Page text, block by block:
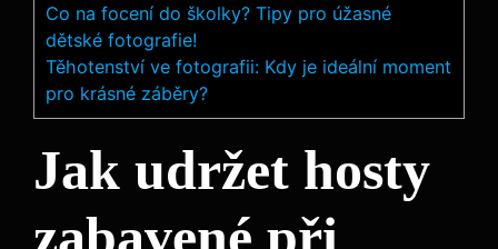
Co na focení do školky? Tipy pro úžasné
dětské fotografie!
Těhotenství ve fotografii: Kdy je ideální moment
pro krásné záběry?
Jak udržet hosty